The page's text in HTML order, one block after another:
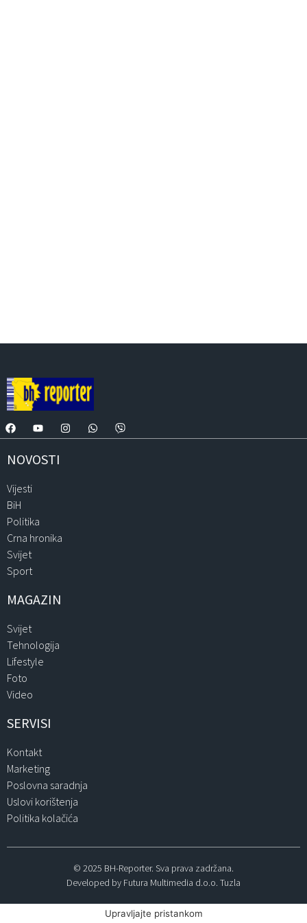
NOVOSTI
Vijesti
BiH
Politika
Crna hronika
Svijet
Sport
MAGAZIN
Svijet
Tehnologija
Lifestyle
Foto
Video
SERVISI
Kontakt
Marketing
Poslovna saradnja
Uslovi korištenja
Politika kolačića
© 2025 BH-Reporter. Sva prava zadržana.
Developed by Futura Multimedia d.o.o. Tuzla
Upravljajte pristankom